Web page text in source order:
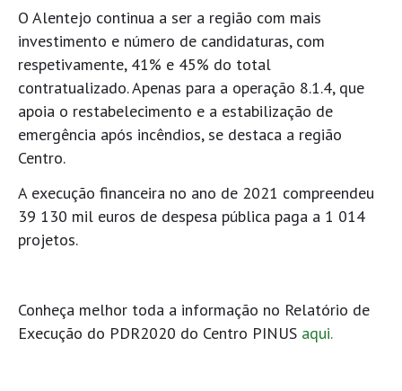
O Alentejo continua a ser a região com mais
investimento e número de candidaturas, com
respetivamente, 41% e 45% do total
contratualizado. Apenas para a operação 8.1.4, que
apoia o restabelecimento e a estabilização de
emergência após incêndios, se destaca a região
Centro.
A execução financeira no ano de 2021 compreendeu
39 130 mil euros de despesa pública paga a 1 014
projetos.
Conheça melhor toda a informação no Relatório de
Execução do PDR2020 do Centro PINUS aqui.